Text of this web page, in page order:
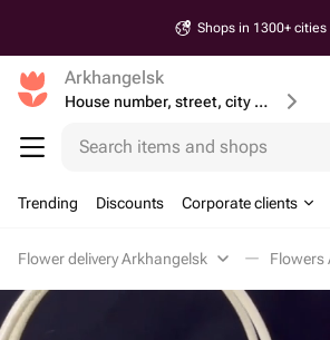
Shops in 1300+ cities
Arkhangelsk
House number, street, city or postcode
Search items and shops
Trending Discounts Corporate clients
Flower delivery Arkhangelsk Flowers